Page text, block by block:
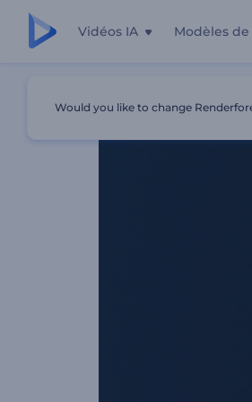
Vidéos IA Modèles
Would you like to change